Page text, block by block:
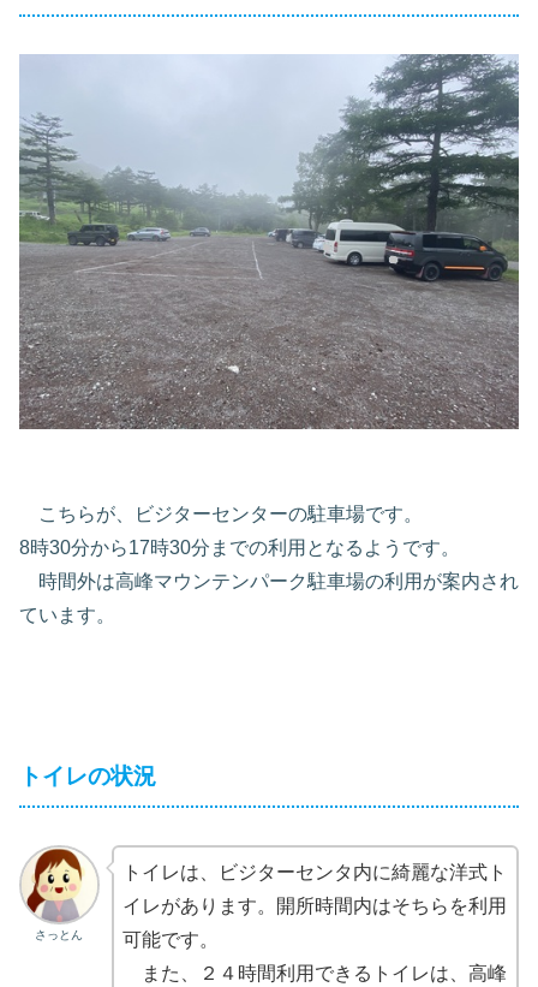
こちらが、ビジターセンターの駐車場です。
8時30分から17時30分までの利用となるようです。
時間外は高峰マウンテンパーク駐車場の利用が案内され
ています。
トイレの状況
さっとん
トイレは、ビジターセンタ内に綺麗な洋式ト
イレがあります。開所時間内はそちらを利用
可能です。
また、２４時間利用できるトイレは、高峰